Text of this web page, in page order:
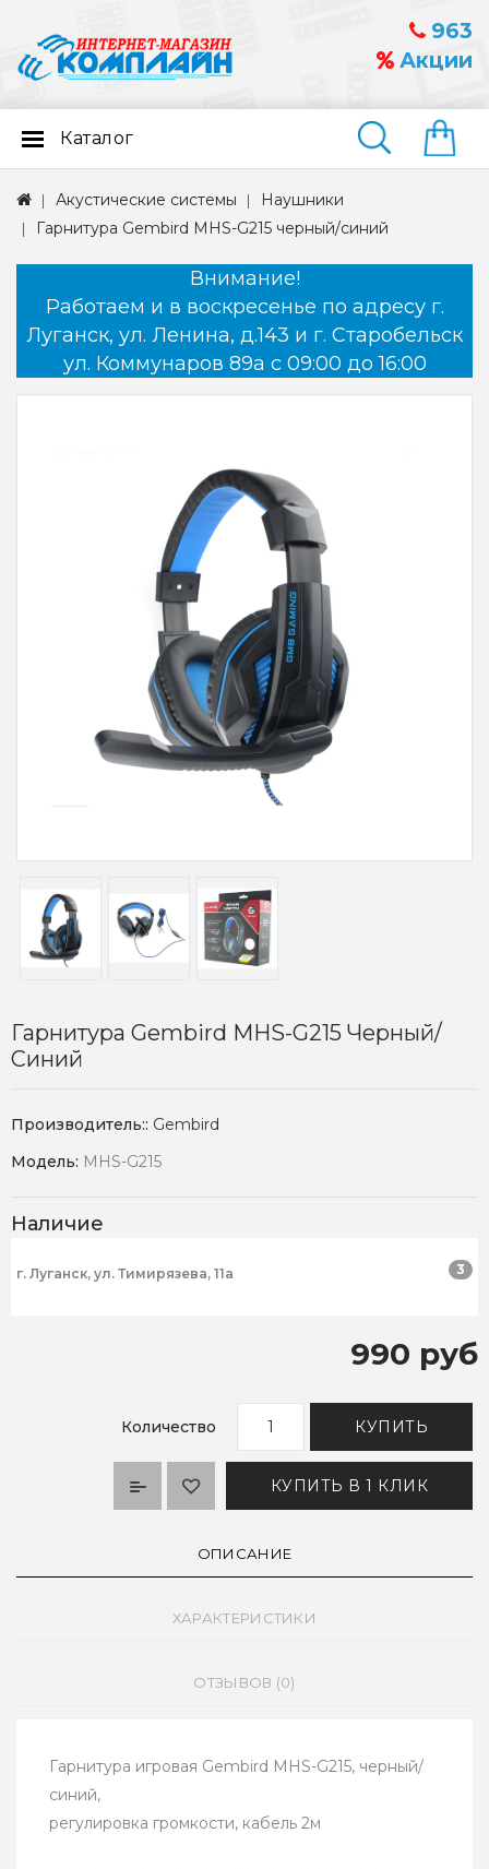
963
Акции
Найти
Каталог
Акустические системы
Наушники
Гарнитура Gembird MHS-G215 черный/синий
Внимание!
Работаем и в воскресенье по адресу г.
Луганск, ул. Ленина, д.143 и г. Старобельск
ул. Коммунаров 89а с 09:00 до 16:00
Гарнитура Gembird MHS-G215 Черный/
Синий
Производитель:: Gembird
Модель: MHS-G215
Наличие
г. Луганск, ул. Тимирязева, 11а 3
990 руб
Количество КУПИТЬ
КУПИТЬ В 1 КЛИК
ОПИСАНИЕ
ХАРАКТЕРИСТИКИ
ОТЗЫВОВ (0)
Гарнитура игровая Gembird MHS-G215, черный/
синий,
регулировка громкости, кабель 2м